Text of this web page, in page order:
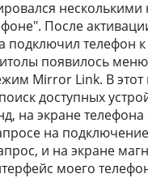
После
подключил телефон к
появилось
Mirror Link. В
доступных
на экране
на подключение
и на экране
моего